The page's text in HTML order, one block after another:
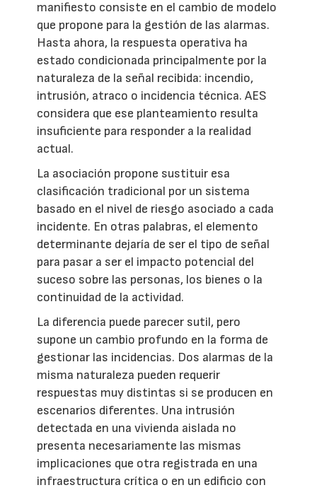
manifiesto consiste en el cambio de modelo
que propone para la gestión de las alarmas.
Hasta ahora, la respuesta operativa ha
estado condicionada principalmente por la
naturaleza de la señal recibida: incendio,
intrusión, atraco o incidencia técnica. AES
considera que ese planteamiento resulta
insuficiente para responder a la realidad
actual.
La asociación propone sustituir esa
clasificación tradicional por un sistema
basado en el nivel de riesgo asociado a cada
incidente. En otras palabras, el elemento
determinante dejaría de ser el tipo de señal
para pasar a ser el impacto potencial del
suceso sobre las personas, los bienes o la
continuidad de la actividad.
La diferencia puede parecer sutil, pero
supone un cambio profundo en la forma de
gestionar las incidencias. Dos alarmas de la
misma naturaleza pueden requerir
respuestas muy distintas si se producen en
escenarios diferentes. Una intrusión
detectada en una vivienda aislada no
presenta necesariamente las mismas
implicaciones que otra registrada en una
infraestructura crítica o en un edificio con